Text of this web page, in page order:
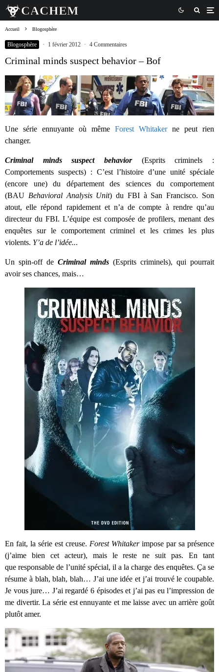
Accueil Blogosphère
Blogosphère · 1 février 2012 · 4 Commentaires
Criminal minds suspect behavior – Bof
Une série ennuyante où même Forest Whitakerne peut rien
changer.
Criminal minds suspect behavior(Esprits criminels :
Comportements suspects) : C’est l’histoire d’une unité spéciale
(encore une) du département des sciences du comportement
(BAU Behavioral Analysis Unit) du FBI à San Francisco. Son
atout, elle répond rapidement et n’a de compte à rendre qu’au
directeur du FBI. L’équipe est composée de profilers, menant des
enquêtes sur le comportement criminel et les crimes les plus
violents. Y’a de l’idée...
Un spin-off de Criminal minds (Esprits criminels), qui pourrait
avoir ses chances, mais…
En fait, la série est creuse. Forest Whitakerimpose par sa présence
(j’aime bien cet acteur), mais le reste ne suit pas. En tant
que responsable de l’unité spécial, il a la charge des enquêtes. Ça se
résume à blah, blah, blah… J’ai une idée et j’ai trouvé le coupable.
Je vous jure… J’ai regardé 6 épisodes et j’ai pas eu l’impression de
me divertir. La série est ennuyante et me laisse avec un arrière goût
plutôt amer.